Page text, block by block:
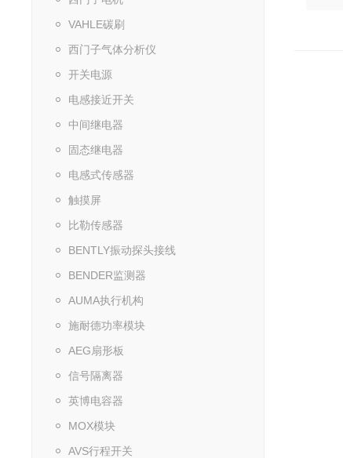
VAHLE碳刷
西门子气体分析仪
开关电源
电感接近开关
中间继电器
固态继电器
电感式传感器
触摸屏
比勒传感器
BENTLY振动探头接线
BENDER监测器
AUMA执行机构
施耐德功率模块
AEG扇形板
信号隔离器
英博电容器
MOX模块
AVS行程开关